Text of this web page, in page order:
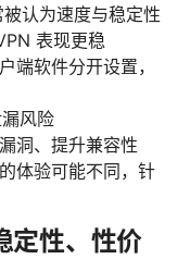
认为速度与稳定性
表现更稳
端软件分开设置，
风险
洞、提升兼容性
体验可能不同，针
定性、性价